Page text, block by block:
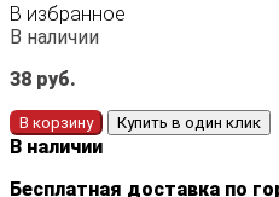
В избранное
В наличии
38 руб.
В корзину Купить в один клик
В наличии
Бесплатная доставка по